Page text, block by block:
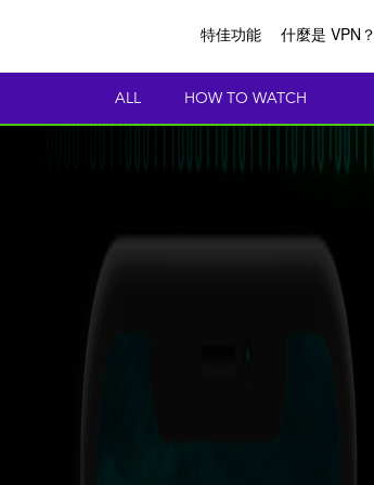
特佳功能 什麼是 VPN？
ALL HOW TO WATCH